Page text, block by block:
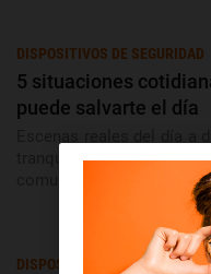
DISPOSITIVOS DE SEGURIDAD
5 situaciones
puede salvarte el día
tranquilidad y
DISPOSITIVOS DE SEGURIDAD